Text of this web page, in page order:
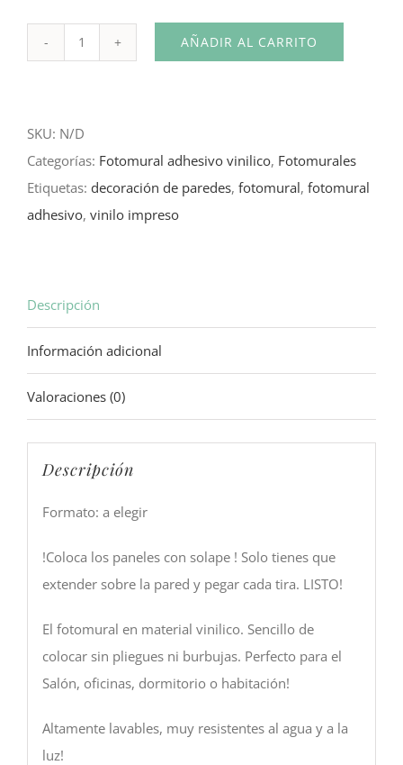
era:
es:
Loft
cantidad
AÑADIR AL CARRITO
SKU: N/D
Categorías: Fotomural adhesivo vinilico, Fotomurales
Etiquetas: decoración de paredes, fotomural, fotomural
adhesivo, vinilo impreso
Descripción
Información adicional
Valoraciones (0)
Descripción
Formato: a elegir
!Coloca los paneles con solape ! Solo tienes que
extender sobre la pared y pegar cada tira. LISTO!
El fotomural en material vinilico. Sencillo de
colocar sin pliegues ni burbujas. Perfecto para el
Salón, oficinas, dormitorio o habitación!
Altamente lavables, muy resistentes al agua y a la
luz!